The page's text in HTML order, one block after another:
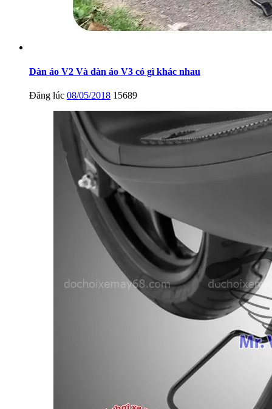
Dàn áo V2 Và dàn áo V3 có gì khác nhau
Đăng lúc 08/05/2018 15689